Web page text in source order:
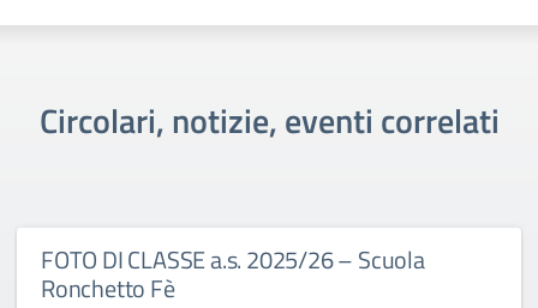
Circolari, notizie, eventi correlati
FOTO DI CLASSE a.s. 2025/26 – Scuola
Ronchetto Fè